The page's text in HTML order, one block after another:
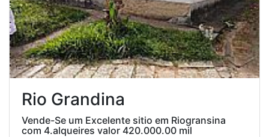
Rio Grandina
Vende-Se um Excelente sitio em Riogransina
com 4.alqueires valor 420.000.00 mil